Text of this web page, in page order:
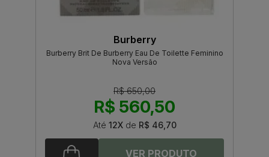
Burberry
Burberry Brit De Burberry Eau De Toilette Feminino
Nova Versão
R$ 650,00
R$ 560,50
Até 12Xde R$ 46,70